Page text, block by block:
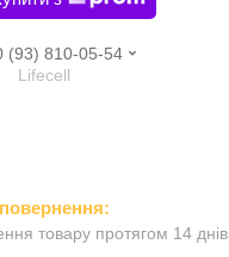
(93) 810-05-54
Lifecell
товару протягом 14 днів